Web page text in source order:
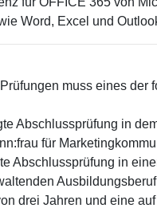
Word, Excel und
muss eines der
Abschlussprüfung in
für
Abschlussprüfung in
drei Jahren und eine